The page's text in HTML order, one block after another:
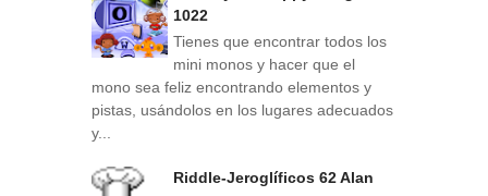
1022
Tienes que encontrar todos los
mini monos y hacer que el
mono sea feliz encontrando elementos y
pistas, usándolos en los lugares adecuados
y...
Riddle-Jeroglíficos 62 Alan